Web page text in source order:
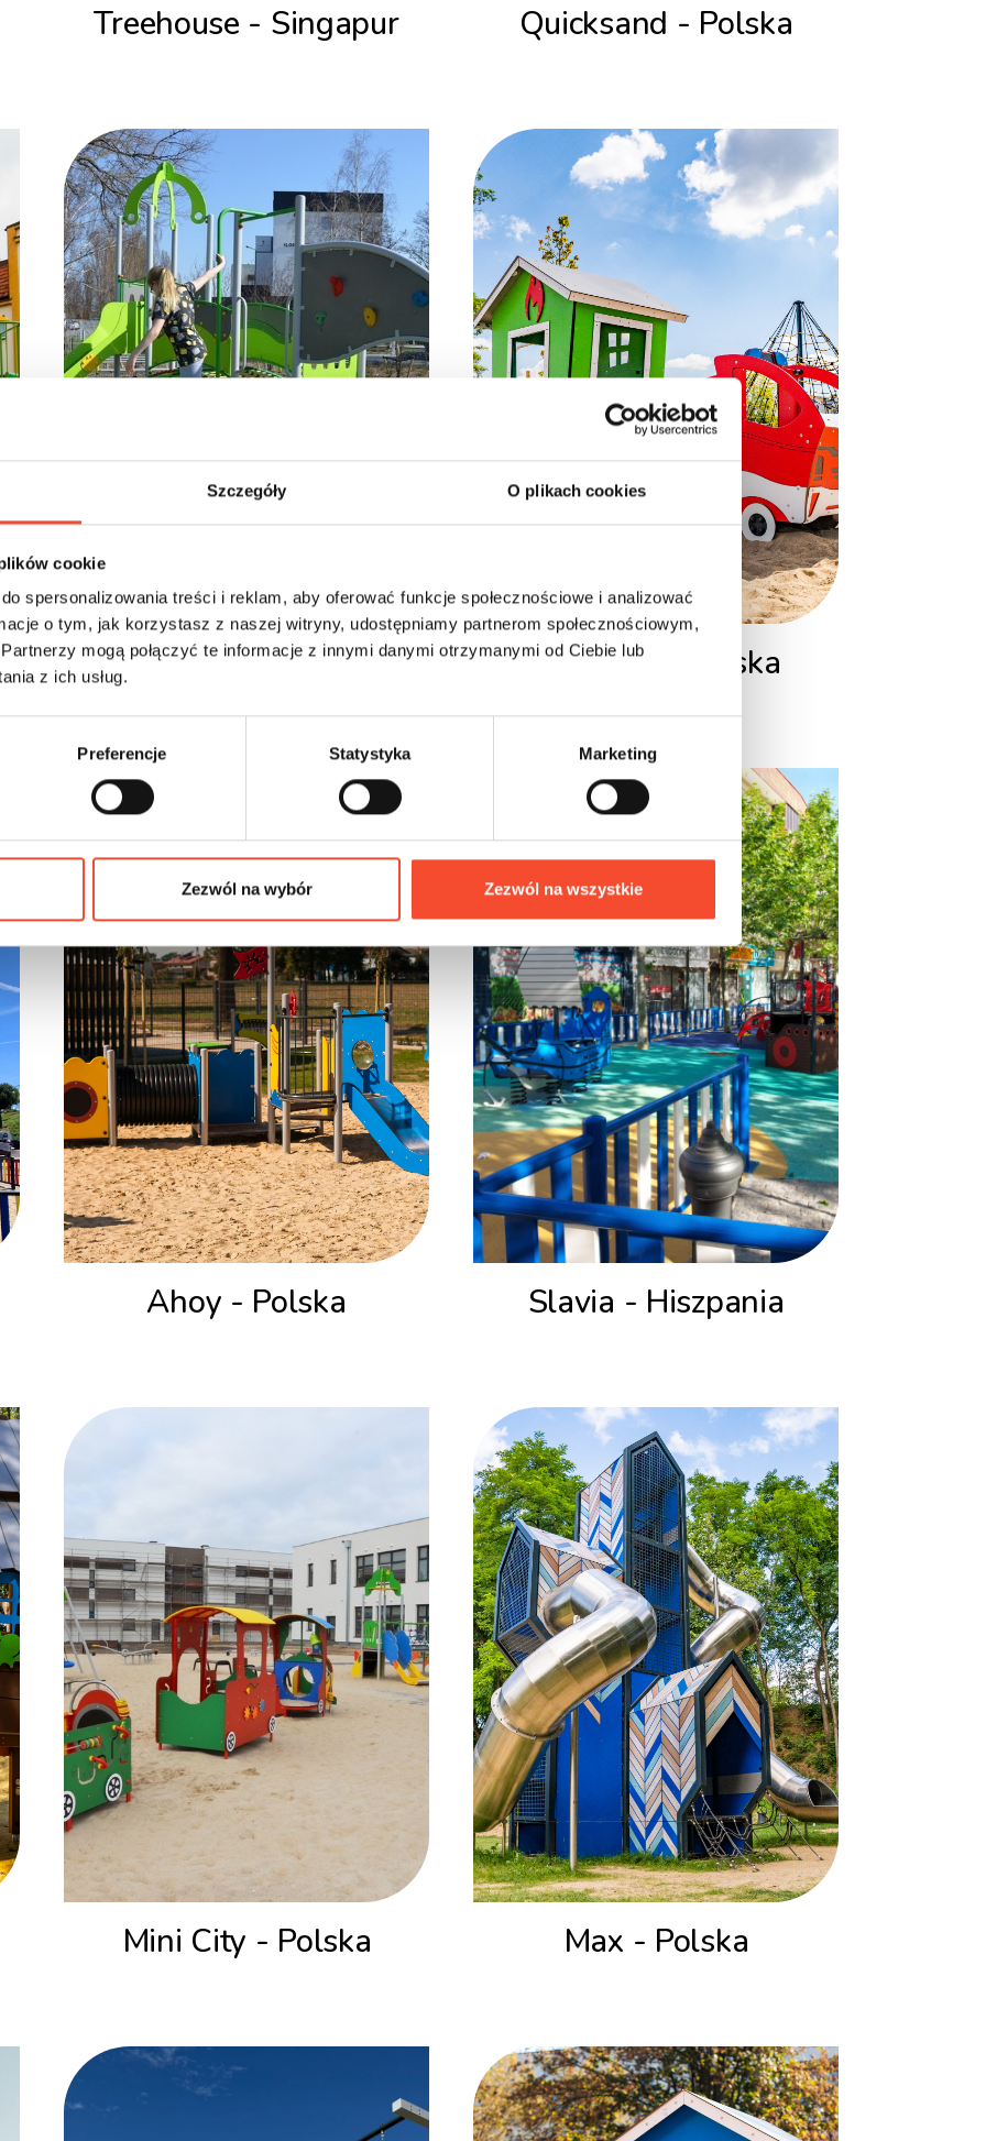
Szczegóły O plikach cookies
cookie
spersonalizowania treści i reklam, aby oferować funkcje społecznościowe i analizować
o tym, jak korzystasz z naszej witryny, udostępniamy partnerom społecznościowym,
mogą połączyć te informacje z innymi danymi otrzymanymi od Ciebie lub
z ich usług.
Preferencje Statystyka Marketing
Zezwól na wybór Zezwól na wszystkie
Treehouse - Singapur Quicksand - Polska
Freestyle - Polska Mini City - Polska
Ahoy - Polska Slavia - Hiszpania
Mini City - Polska Max - Polska